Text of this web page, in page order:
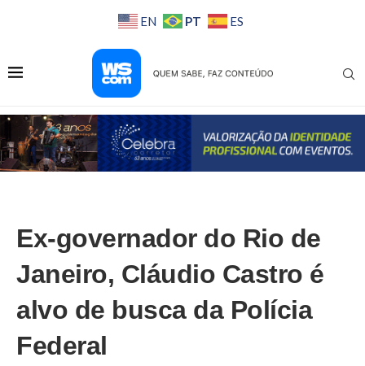
EN PT ES
Ex-governador do Rio de
Janeiro, Cláudio Castro é
alvo de busca da Polícia
Federal